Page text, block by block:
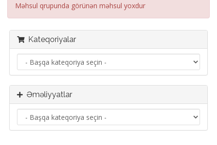
Məhsul qrupunda görünən məhsul yoxdur
Kateqoriyalar
Əməliyyatlar